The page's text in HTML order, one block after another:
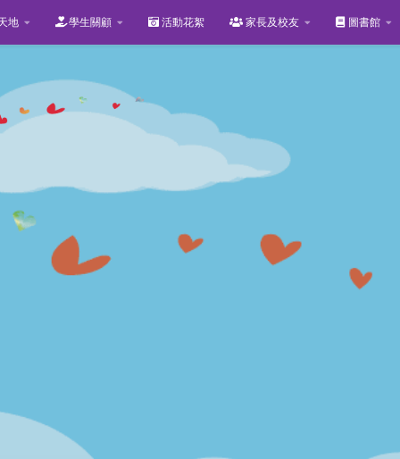
地 學生關顧 活動花絮 家長及校友 圖書館